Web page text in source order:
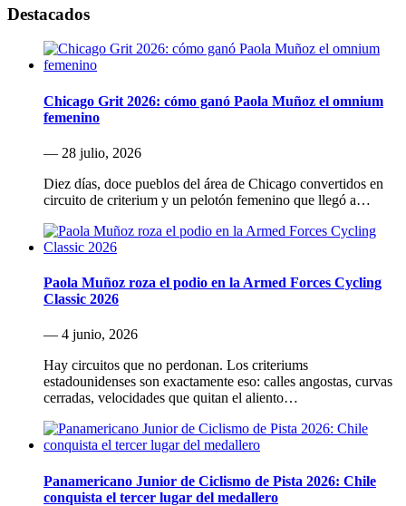
Destacados
Chicago Grit 2026: cómo ganó Paola Muñoz el omnium
femenino
— 28 julio, 2026
Diez días, doce pueblos del área de Chicago convertidos en
circuito de criterium y un pelotón femenino que llegó a…
Paola Muñoz roza el podio en la Armed Forces Cycling
Classic 2026
— 4 junio, 2026
Hay circuitos que no perdonan. Los criteriums
estadounidenses son exactamente eso: calles angostas, curvas
cerradas, velocidades que quitan el aliento…
Panamericano Junior de Ciclismo de Pista 2026: Chile
conquista el tercer lugar del medallero